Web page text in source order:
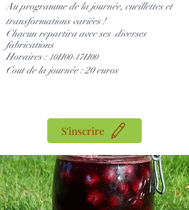
Au programme de la journée, cueillettes et
transformations variées !
Chacun repartira avec ses diverses
fabrications
Horaires : 10H00-17H00
Cout de la journée : 20 euros
S'inscrire